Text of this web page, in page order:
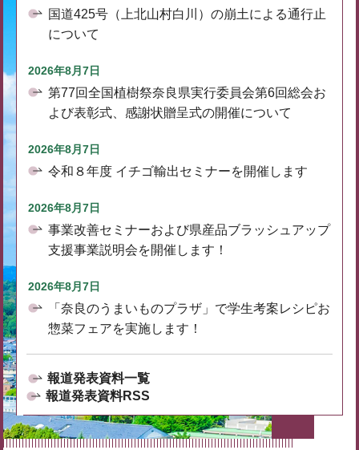
国道425号（上北山村白川）の崩土による通行止
について
2026年8月7日
第77回全国植樹祭奈良県実行委員会第6回総会お
よび表彰式、感謝状贈呈式の開催について
2026年8月7日
令和８年度 イチゴ輸出セミナーを開催します
2026年8月7日
事業改善セミナーおよび県産品ブラッシュアップ
支援事業説明会を開催します！
2026年8月7日
「奈良のうまいものプラザ」で学生考案レシピお
惣菜フェアを実施します！
報道発表資料一覧
報道発表資料RSS